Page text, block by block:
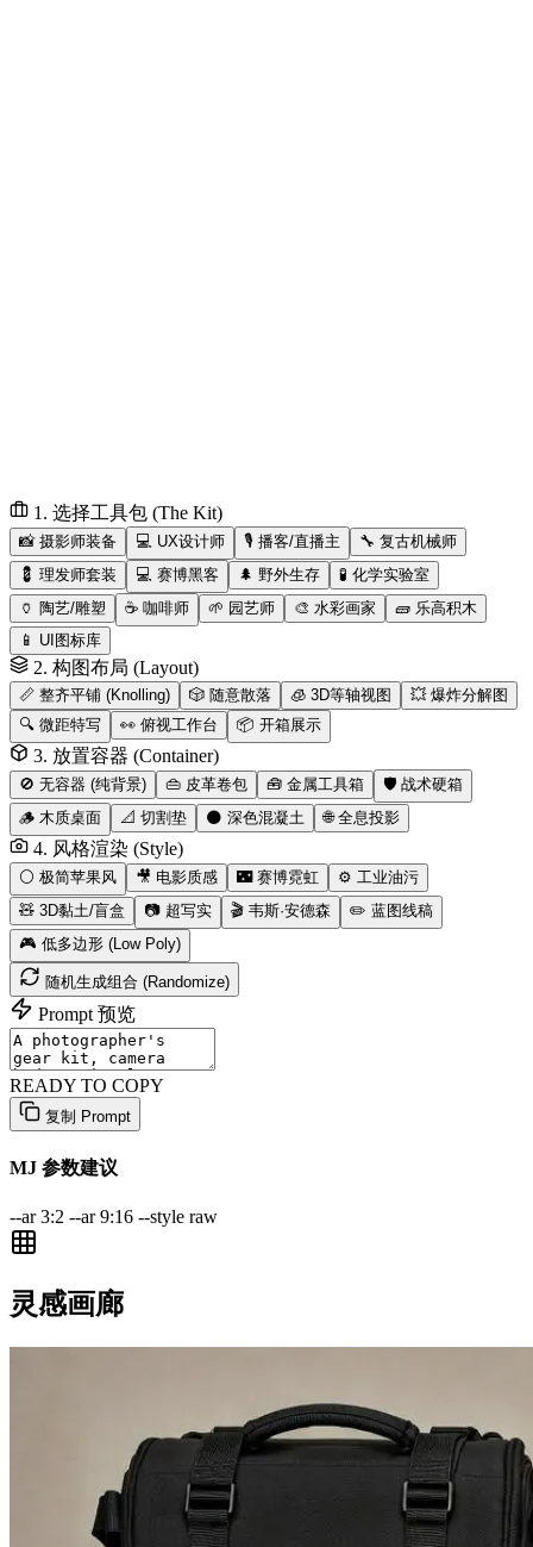
1. 选择工具包 (The Kit)
📸 摄影师装备 💻 UX设计师 🎙️ 播客/直播主
🔧 复古机械师
💈 理发师套装
💻 赛博黑客 🌲 野外生存
🧪 化学实验室
🏺 陶艺/雕塑
☕ 咖啡师 🌱 园艺师 🎨 水彩画家
🧱 乐高积木
📱 UI图标库
2. 构图布局 (Layout)
📏 整齐平铺 (Knolling) 🎲 随意散落 🧊 3D等轴视图
💥 爆炸分解图
🔍 微距特写
👀 俯视工作台 📦 开箱展示
3. 放置容器 (Container)
🚫 无容器 (纯背景) 👜 皮革卷包 🧰 金属工具箱
🛡️ 战术硬箱
🪵 木质桌面
📐 切割垫 🌑 深色混凝土 🌐 全息投影
4. 风格渲染 (Style)
⚪ 极简苹果风 🎥 电影质感 🌃 赛博霓虹
⚙️ 工业油污
🧸 3D黏土/盲盒
📷 超写实 🎬 韦斯·安德森
✏️ 蓝图线稿
🎮 低多边形 (Low Poly)
随机生成组合 (Randomize)
Prompt 预览
READY TO COPY
复制 Prompt
MJ 参数建议
--ar 3:2 --ar 9:16 --style raw
灵感画廊